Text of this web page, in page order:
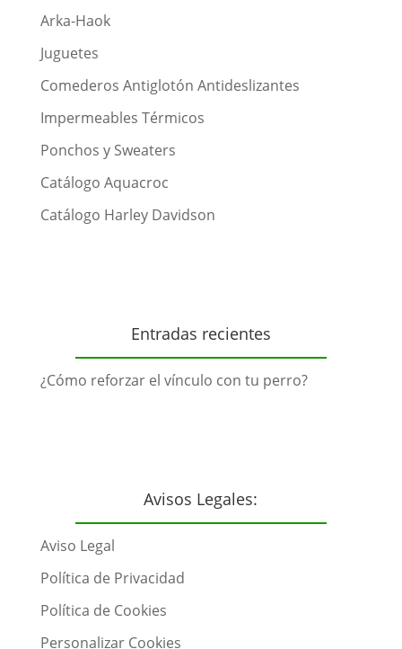
Arka-Haok
Juguetes
Comederos Antiglotón Antideslizantes
Impermeables Térmicos
Ponchos y Sweaters
Catálogo Aquacroc
Catálogo Harley Davidson
Entradas recientes
¿Cómo reforzar el vínculo con tu perro?
Avisos Legales:
Aviso Legal
Política de Privacidad
Política de Cookies
Personalizar Cookies